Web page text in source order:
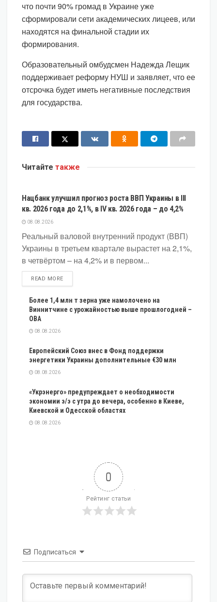
что почти 90% громад в Украине уже
сформировали сети академических лицеев, или
находятся на финальной стадии их
формирования.
Образовательный омбудсмен Надежда Лещик
поддерживает реформу НУШ и заявляет, что ее
отсрочка будет иметь негативные последствия
для государства.
Читайте также
Нацбанк улучшил прогноз роста ВВП Украины в III
кв. 2026 года до 2,1%, в IV кв. 2026 года – до 4,2%
08.08.2026
Реальный валовой внутренний продукт (ВВП)
Украины в третьем квартале вырастет на 2,1%,
в четвёртом – на 4,2% и в первом...
READ MOREDETAILS
Более 1,4 млн т зерна уже намолочено на
Виннитчине с урожайностью выше прошлогодней –
ОВА
08.08.2026
Европейский Союз внес в Фонд поддержки
энергетики Украины дополнительные €30 млн
08.08.2026
«Укрэнерго» предупреждает о необходимости
экономии э/э с утра до вечера, особенно в Киеве,
Киевской и Одесской областях
08.08.2026
0
Рейтинг статьи
Подписаться